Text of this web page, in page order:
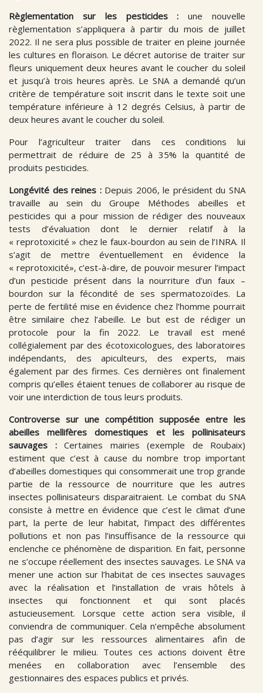
Règlementation sur les pesticides :une nouvelle
règlementation s’appliquera à partir du mois de juillet
2022. Il ne sera plus possible de traiter en pleine journée
les cultures en floraison. Le décret autorise de traiter sur
fleurs uniquement deux heures avant le coucher du soleil
et jusqu’à trois heures après. Le SNA a demandé qu’un
critère de température soit inscrit dans le texte soit une
température inférieure à 12 degrés Celsius, à partir de
deux heures avant le coucher du soleil.
Pour l’agriculteur traiter dans ces conditions lui
permettrait de réduire de 25 à 35% la quantité de
produits pesticides.
Longévité des reines : Depuis 2006, le président du SNA
travaille au sein du Groupe Méthodes abeilles et
pesticides qui a pour mission de rédiger des nouveaux
tests d’évaluation dont le dernier relatif à la
« reprotoxicité » chez le faux-bourdon au sein de l’INRA. Il
s’agit de mettre éventuellement en évidence la
« reprotoxicité», c’est-à-dire, de pouvoir mesurer l’impact
d’un pesticide présent dans la nourriture d’un faux –
bourdon sur la fécondité de ses spermatozoïdes. La
perte de fertilité mise en évidence chez l’homme pourrait
être similaire chez l’abeille. Le but est de rédiger un
protocole pour la fin 2022. Le travail est mené
collégialement par des écotoxicologues, des laboratoires
indépendants, des apiculteurs, des experts, mais
également par des firmes. Ces dernières ont finalement
compris qu’elles étaient tenues de collaborer au risque de
voir une interdiction de tous leurs produits.
Controverse sur une compétition supposée entre les
abeilles mellifères domestiques et les pollinisateurs
sauvages : Certaines mairies (exemple de Roubaix)
estiment que c’est à cause du nombre trop important
d’abeilles domestiques qui consommerait une trop grande
partie de la ressource de nourriture que les autres
insectes pollinisateurs disparaitraient. Le combat du SNA
consiste à mettre en évidence que c’est le climat d’une
part, la perte de leur habitat, l’impact des différentes
pollutions et non pas l’insuffisance de la ressource qui
enclenche ce phénomène de disparition. En fait, personne
ne s’occupe réellement des insectes sauvages. Le SNA va
mener une action sur l’habitat de ces insectes sauvages
avec la réalisation et l’installation de vrais hôtels à
insectes qui fonctionnent et qui sont placés
astucieusement. Lorsque cette action sera visible, il
conviendra de communiquer. Cela n’empêche absolument
pas d’agir sur les ressources alimentaires afin de
rééquilibrer le milieu. Toutes ces actions doivent être
menées en collaboration avec l’ensemble des
gestionnaires des espaces publics et privés.